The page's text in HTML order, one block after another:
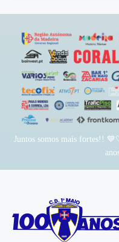
Juntos somos mais fortes!!